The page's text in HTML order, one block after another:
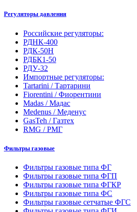
Регуляторы давления
Российские регуляторы:
РДНК-400
РДК-50Н
РДБК1-50
РДУ-32
Импортные регуляторы:
Tartarini / Тартарини
Fiorentini / Фиорентини
Madas / Мадас
Medenus / Меденус
GasTeh / Газтех
RMG / РМГ
Фильтры газовые
Фильтры газовые типа ФГ
Фильтры газовые типа ФГП
Фильтры газовые типа ФГКР
Фильтры газовые типа ФС
Фильтры газовые сетчатые ФГС